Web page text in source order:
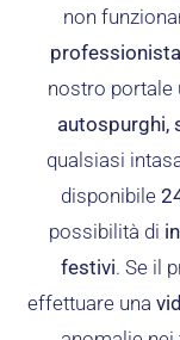
non
nostro portale
autospurghi,
qualsiasi
disponibile
possibilità di
festivi. Se il
effettuare una